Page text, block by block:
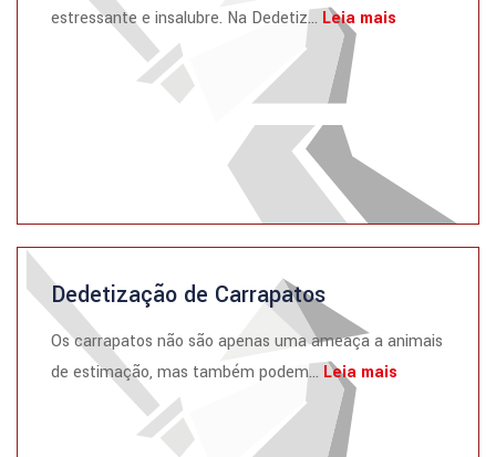
estressante e insalubre. Na Dedetiz... Leia mais
Dedetização de Carrapatos
Os carrapatos não são apenas uma ameaça a animais
de estimação, mas também podem... Leia mais